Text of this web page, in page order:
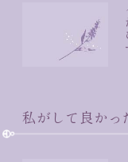
私がして良か